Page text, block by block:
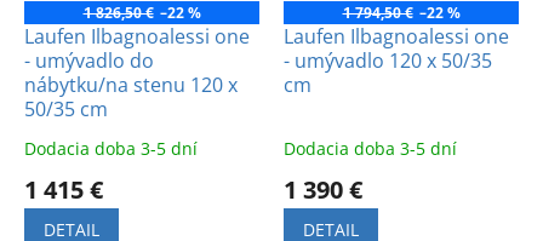
1 826,50 € –22 %
Laufen Ilbagnoalessi one
- umývadlo do
nábytku/na stenu 120 x
50/35 cm
Dodacia doba 3-5 dní
1 415 €
DETAIL
1 794,50 € –22 %
Laufen Ilbagnoalessi one
- umývadlo 120 x 50/35
cm
Dodacia doba 3-5 dní
1 390 €
DETAIL